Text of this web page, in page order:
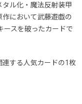
タル化・魔法反射装甲
において武藤遊戯の
ースを破ったカードで
する人気カードの1枚